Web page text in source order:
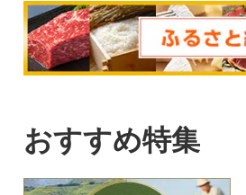
おすすめ特集